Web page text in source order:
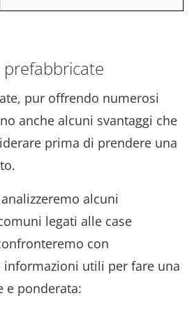
prefabbricate
pur offrendo numerosi
anche alcuni svantaggi che
prima di prendere una
alcuni
legati alle case
con
utili per fare una
e ponderata: